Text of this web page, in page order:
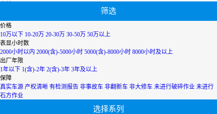
宁夏
内蒙古
青海
上海
陕西
山西
山东
四川
天津
台湾
筛选
价格
10万以下 10-20万 20-30万 30-50万 50万以上
表显小时数
2000小时以内 2000(含)-5000小时 5000(含)-8000小时 8000小时及以上
出厂年限
1年以下 1(含)-2年 2(含)-3年 3年及以上
保障
真实车源 产权清晰 有检测报告 非事故车 非翻新车 非大修车 未进行破碎作业 未进行
石方作业
选择系列